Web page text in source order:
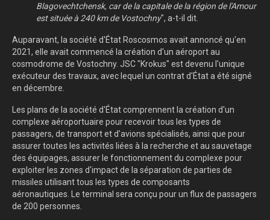
Blagovechtchensk, car de la capitale de la région de l'Amour
est située à 240 km de Vostochny", a-t-il dit.
Auparavant, la société d'État Roscosmos avait annoncé qu'en
2021, elle avait commencé la création d'un aéroport au
cosmodrome de Vostochny. JSC "Krokus" est devenu l'unique
exécuteur des travaux, avec lequel un contrat d'État a été signé
en décembre.
Les plans de la société d'État comprennent la création d'un
complexe aéroportuaire pour recevoir tous les types de
passagers, de transport et d'avions spécialisés, ainsi que pour
assurer toutes les activités liées à la recherche et au sauvetage
des équipages, assurer le fonctionnement du complexe pour
exploiter les zones d'impact de la séparation de parties de
missiles utilisant tous les types de composants
aéronautiques. Le terminal sera conçu pour un flux de passagers
de 200 personnes.